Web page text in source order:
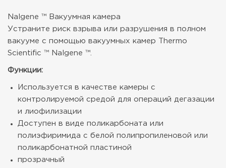
Nalgene ™ Вакуумная камера
Устраните риск взрыва или разрушения в полном
вакууме с помощью вакуумных камер Thermo
Scientific ™ Nalgene ™.
Функции:
Используется в качестве камеры с
контролируемой средой для операций дегазации
и лиофилизации
Доступен в виде поликарбоната или
полиэфиримида с белой полипропиленовой или
поликарбонатной пластиной
прозрачный